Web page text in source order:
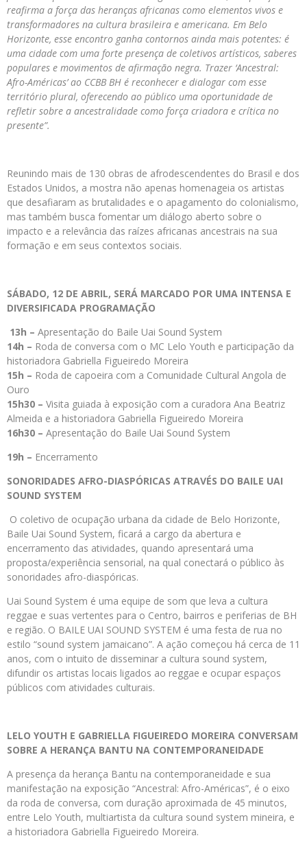
reafirma a força das heranças africanas como elementos vivos e
transformadores na cultura brasileira e americana. Em Belo
Horizonte, esse encontro ganha contornos ainda mais potentes: é
uma cidade com uma forte presença de coletivos artísticos, saberes
populares e movimentos de afirmação negra. Trazer ‘Ancestral:
Afro-Américas’ ao CCBB BH é reconhecer e dialogar com esse
território plural, oferecendo ao público uma oportunidade de
refletir sobre a ancestralidade como força criadora e crítica no
presente”.
Reunindo mais de 130 obras de afrodescendentes do Brasil e dos
Estados Unidos, a mostra não apenas homenageia os artistas
que desafiaram as brutalidades e o apagamento do colonialismo,
mas também busca fomentar um diálogo aberto sobre o
impacto e a relevância das raízes africanas ancestrais na sua
formação e em seus contextos sociais.
SÁBADO, 12 DE ABRIL, SERÁ MARCADO POR UMA INTENSA E
DIVERSIFICADA PROGRAMAÇÃO
13h – Apresentação do Baile Uai Sound System
14h – Roda de conversa com o MC Lelo Youth e participação da
historiadora Gabriella Figueiredo Moreira
15h – Roda de capoeira com a Comunidade Cultural Angola de
Ouro
15h30 – Visita guiada à exposição com a curadora Ana Beatriz
Almeida e a historiadora Gabriella Figueiredo Moreira
16h30 – Apresentação do Baile Uai Sound System
19h – Encerramento
SONORIDADES AFRO-DIASPÓRICAS ATRAVÉS DO BAILE UAI
SOUND SYSTEM
O coletivo de ocupação urbana da cidade de Belo Horizonte,
Baile Uai Sound System, ficará a cargo da abertura e
encerramento das atividades, quando apresentará uma
proposta/experiência sensorial, na qual conectará o público às
sonoridades afro-diaspóricas.
Uai Sound System é uma equipe de som que leva a cultura
reggae e suas vertentes para o Centro, bairros e periferias de BH
e região. O BAILE UAI SOUND SYSTEM é uma festa de rua no
estilo “sound system jamaicano”. A ação começou há cerca de 11
anos, com o intuito de disseminar a cultura sound system,
difundir os artistas locais ligados ao reggae e ocupar espaços
públicos com atividades culturais.
LELO YOUTH E GABRIELLA FIGUEIREDO MOREIRA CONVERSAM
SOBRE A HERANÇA BANTU NA CONTEMPORANEIDADE
A presença da herança Bantu na contemporaneidade e sua
manifestação na exposição “Ancestral: Afro-Américas”, é o eixo
da roda de conversa, com duração aproximada de 45 minutos,
entre Lelo Youth, multiartista da cultura sound system mineira, e
a historiadora Gabriella Figueiredo Moreira.